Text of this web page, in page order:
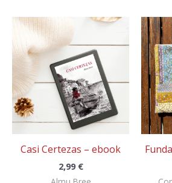
Casi Certezas – ebook
2,99 €